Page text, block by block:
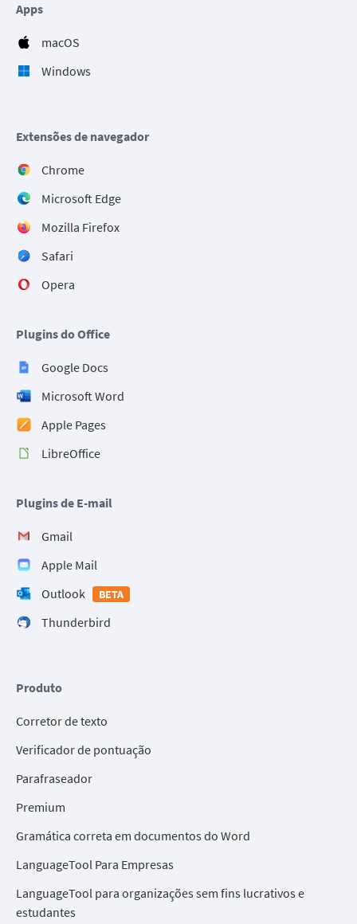
Apps
macOS
Windows
Extensões de navegador
Chrome
Microsoft Edge
Mozilla Firefox
Safari
Opera
Plugins do Office
Google Docs
Microsoft Word
Apple Pages
LibreOffice
Plugins de E-mail
Gmail
Apple Mail
Outlook
BETA
Thunderbird
Produto
Corretor de texto
Verificador de pontuação
Parafraseador
Premium
Gramática correta em documentos do Word
LanguageTool Para Empresas
LanguageTool para organizações sem fins lucrativos e
estudantes